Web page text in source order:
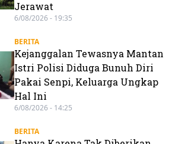
Jerawat
6/08/2026 - 19:35
BERITA
Kejanggalan Tewasnya Mantan
Istri Polisi Diduga Bunuh Diri
Pakai Senpi, Keluarga Ungkap
Hal Ini
6/08/2026 - 14:25
BERITA